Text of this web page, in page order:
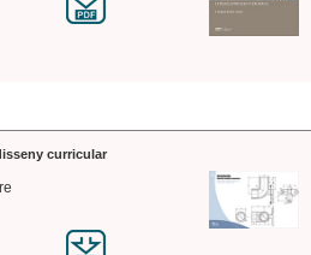
curricular